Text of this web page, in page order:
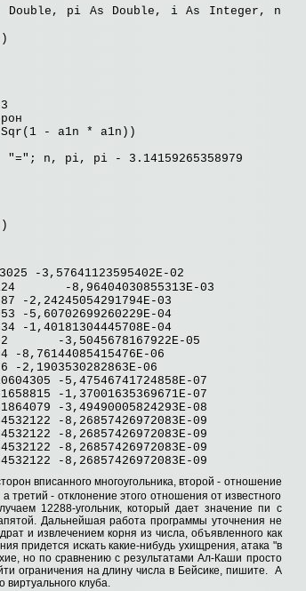
Double, pi As Double, i As Integer, n
- a1n * a1n))
n, pi, pi - 3.14159265358979
-3,57641123595402E-02
-8,96404030855313E-03
-2,24245054291794E-03
-5,60702699260229E-04
-1,40181304445708E-04
-3,5045678167922E-05
-8,76144085415476E-06
-2,1903530282863E-06
-5,47546741724858E-07
-1,37001635369671E-07
-3,49490005824293E-08
-8,26857426972083E-09
-8,26857426972083E-09
-8,26857426972083E-09
-8,26857426972083E-09
вписанного многоугольника, второй - отношение
третий - отклонение этого отношения от известного
12288-угольник, который дает значение пи с
Дальнейшая работа программы уточнения не
и извлечением корня из числа, объявленного как
придется искать какие-нибудь ухищрения, атака "в
но по сравнению с результатами Ал-Каши просто
ограничения на длину числа в Бейсике, пишите. А
клуба.